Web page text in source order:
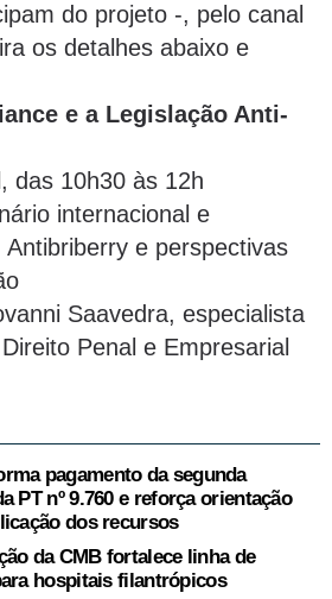
do projeto -, pelo canal
os detalhes abaixo e
e a Legislação Anti-
das 10h30 às 12h
internacional e
Antibriberry e perspectivas
Saavedra, especialista
Penal e Empresarial
pagamento da segunda
PT nº 9.760 e reforça orientação
dos recursos
da CMB fortalece linha de
hospitais filantrópicos